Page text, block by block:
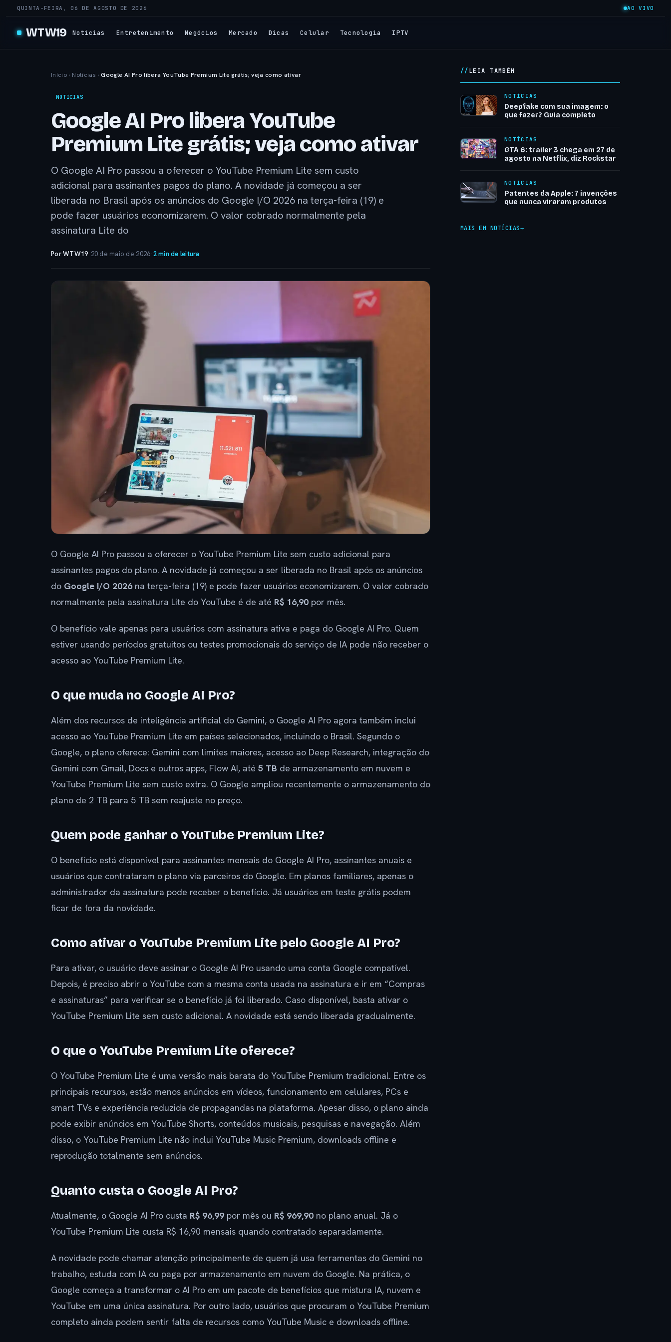
QUINTA-FEIRA, 06 DE AGOSTO DE 2026 AO VIVO
WTW19 Notícias Entretenimento Negócios Mercado Dicas Celular Tecnologia IPTV
Início › Notícias › Google AI Pro libera YouTube Premium Lite grátis; veja como ativar
NOTÍCIAS
Google AI Pro libera YouTube
Premium Lite grátis; veja como ativar
O Google AI Pro passou a oferecer o YouTube Premium Lite sem custo
adicional para assinantes pagos do plano. A novidade já começou a ser
liberada no Brasil após os anúncios do Google I/O 2026 na terça-feira (19) e
pode fazer usuários economizarem. O valor cobrado normalmente pela
assinatura Lite do
Por WTW19· 20 de maio de 2026·2 min de leitura
O Google AI Pro passou a oferecer o YouTube Premium Lite sem custo adicional para
assinantes pagos do plano. A novidade já começou a ser liberada no Brasil após os anúncios
do Google I/O 2026na terça-feira (19) e pode fazer usuários economizarem. O valor cobrado
normalmente pela assinatura Lite do YouTube é de até R$ 16,90 por mês.
O benefício vale apenas para usuários com assinatura ativa e paga do Google AI Pro. Quem
estiver usando períodos gratuitos ou testes promocionais do serviço de IA pode não receber o
acesso ao YouTube Premium Lite.
O que muda no Google AI Pro?
Além dos recursos de inteligência artificial do Gemini, o Google AI Pro agora também inclui
acesso ao YouTube Premium Lite em países selecionados, incluindo o Brasil. Segundo o
Google, o plano oferece: Gemini com limites maiores, acesso ao Deep Research, integração do
Gemini com Gmail, Docs e outros apps, Flow AI, até 5 TB de armazenamento em nuvem e
YouTube Premium Lite sem custo extra. O Google ampliou recentemente o armazenamento do
plano de 2 TB para 5 TB sem reajuste no preço.
Quem pode ganhar o YouTube Premium Lite?
O benefício está disponível para assinantes mensais do Google AI Pro, assinantes anuais e
usuários que contrataram o plano via parceiros do Google. Em planos familiares, apenas o
administrador da assinatura pode receber o benefício. Já usuários em teste grátis podem
ficar de fora da novidade.
Como ativar o YouTube Premium Lite pelo Google AI Pro?
Para ativar, o usuário deve assinar o Google AI Pro usando uma conta Google compatível.
Depois, é preciso abrir o YouTube com a mesma conta usada na assinatura e ir em “Compras
e assinaturas” para verificar se o benefício já foi liberado. Caso disponível, basta ativar o
YouTube Premium Lite sem custo adicional. A novidade está sendo liberada gradualmente.
O que o YouTube Premium Lite oferece?
O YouTube Premium Lite é uma versão mais barata do YouTube Premium tradicional. Entre os
principais recursos, estão menos anúncios em vídeos, funcionamento em celulares, PCs e
smart TVs e experiência reduzida de propagandas na plataforma. Apesar disso, o plano ainda
pode exibir anúncios em YouTube Shorts, conteúdos musicais, pesquisas e navegação. Além
disso, o YouTube Premium Lite não inclui YouTube Music Premium, downloads offline e
reprodução totalmente sem anúncios.
Quanto custa o Google AI Pro?
Atualmente, o Google AI Pro custa R$ 96,99por mês ou R$ 969,90 no plano anual. Já o
YouTube Premium Lite custa R$ 16,90 mensais quando contratado separadamente.
A novidade pode chamar atenção principalmente de quem já usa ferramentas do Gemini no
trabalho, estuda com IA ou paga por armazenamento em nuvem do Google. Na prática, o
Google começa a transformar o AI Pro em um pacote de benefícios que mistura IA, nuvem e
YouTube em uma única assinatura. Por outro lado, usuários que procuram o YouTube Premium
completo ainda podem sentir falta de recursos como YouTube Music e downloads offline.
LEIA TAMBÉM
NOTÍCIAS
Deepfake com sua imagem: o
que fazer? Guia completo
NOTÍCIAS
GTA 6: trailer 3 chega em 27 de
agosto na Netflix, diz Rockstar
NOTÍCIAS
Patentes da Apple: 7 invenções
que nunca viraram produtos
MAIS EM NOTÍCIAS